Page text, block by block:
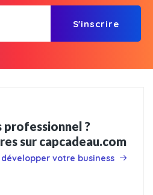
S'inscrire
professionnel ?
sur capcadeau.com
votre business